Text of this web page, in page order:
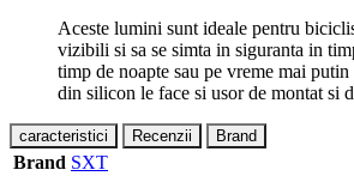
Aceste lumini sunt ideale pentru
vizibili si sa se simta in siguranta in
timp de noapte sau pe vreme mai
din silicon le face si usor de montat si
caracteristici Recenzii Brand
Brand SXT